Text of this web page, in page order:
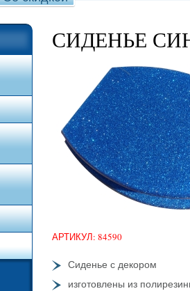
СИДЕНЬЕ
АРТИКУЛ: 84590
Сиденье с декором
изготовлены из